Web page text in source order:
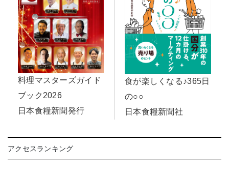
料理マスターズガイド
ブック2026
日本食糧新聞発行
食が楽しくなる♪365日
の○○
日本食糧新聞社
アクセスランキング